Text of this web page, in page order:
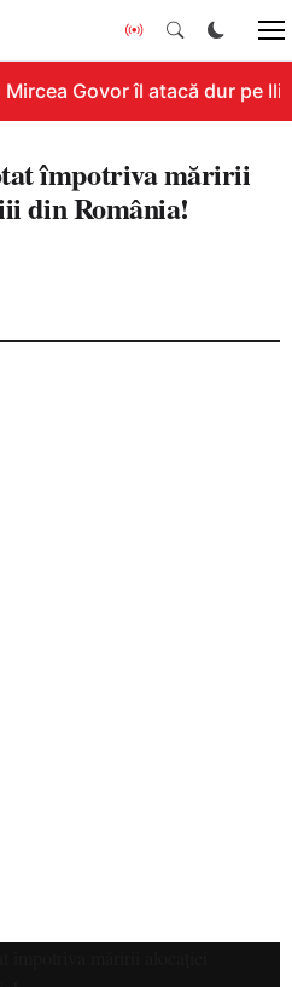
Mircea Govor îl atacă dur pe
împotriva măririi
din România!